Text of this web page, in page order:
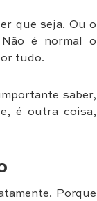
que seja. Ou o
é normal o
tudo.
saber,
é outra coisa,
Porque